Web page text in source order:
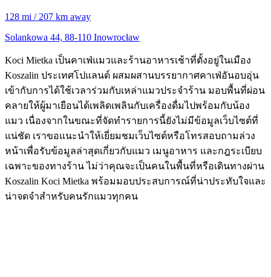
128 mi / 207 km away
Solankowa 44, 88-110 Inowrocław
Koci Mietka เป็นคาเฟ่แมวและร้านอาหารเช้าที่ตั้งอยู่ในเมือง
Koszalin ประเทศโปแลนด์ ผสมผสานบรรยากาศคาเฟ่อันอบอุ่น
เข้ากับการได้ใช้เวลาร่วมกับเหล่าแมวประจำร้าน มอบพื้นที่ผ่อน
คลายให้ผู้มาเยือนได้เพลิดเพลินกับเครื่องดื่มไปพร้อมกับน้อง
แมว เนื่องจากในขณะที่จัดทำรายการนี้ยังไม่มีข้อมูลเว็บไซต์ที่
แน่ชัด เราขอแนะนำให้เยี่ยมชมเว็บไซต์หรือโทรสอบถามล่วง
หน้าเพื่อรับข้อมูลล่าสุดเกี่ยวกับแมว เมนูอาหาร และกฎระเบียบ
เฉพาะของทางร้าน ไม่ว่าคุณจะเป็นคนในพื้นที่หรือเดินทางผ่าน
Koszalin Koci Mietka พร้อมมอบประสบการณ์ที่น่าประทับใจและ
น่าจดจำสำหรับคนรักแมวทุกคน